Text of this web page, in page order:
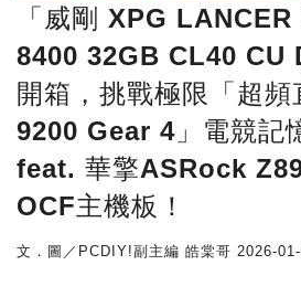
「威剛 XPG
8400 32GB CL40 CU
開箱，挑戰極限「超頻
9200 Gear 4」電競記
feat. 華擎ASRock
OCF主機板！
文．圖／PCDIY!副主編 皓棠哥 2026-